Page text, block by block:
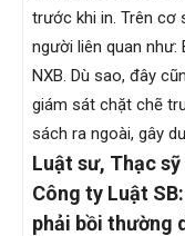
trước khi in. Trên cơ
người liên quan như:
NXB. Dù sao, đây
giám sát chặt chẽ
sách ra ngoài, gây
Luật sư, Thạc
Công ty Luật
phải bồi thường